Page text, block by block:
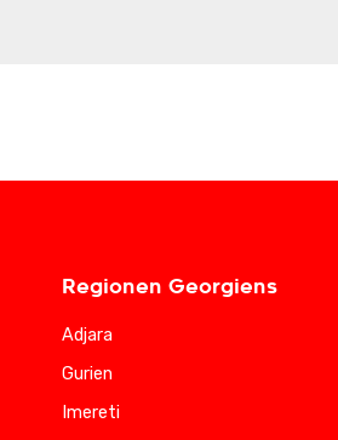
Regionen Georgiens
Adjara
Gurien
Imereti